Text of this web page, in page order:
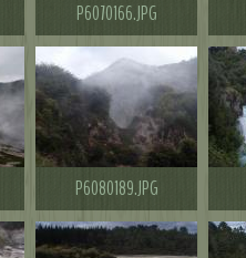
P6070166.JPG
P6080189.JPG